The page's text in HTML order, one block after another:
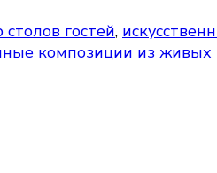
столов гостей,
композиции из живых